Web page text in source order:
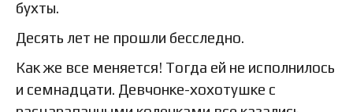
бухты.
Десять лет не прошли бесследно.
Как же все меняется! Тогда ей не исполнилось
и семнадцати. Девчонке-хохотушке с